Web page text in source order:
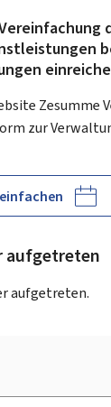
Zesumme
zur
aufgetreten
aufgetreten.